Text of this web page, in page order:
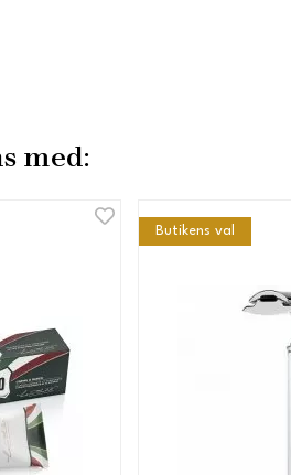
med:
Butikens val